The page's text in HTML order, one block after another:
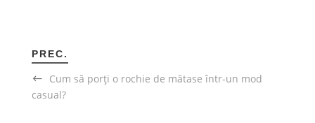
PREC.
Cum să porți o rochie de mătase într-un mod
casual?